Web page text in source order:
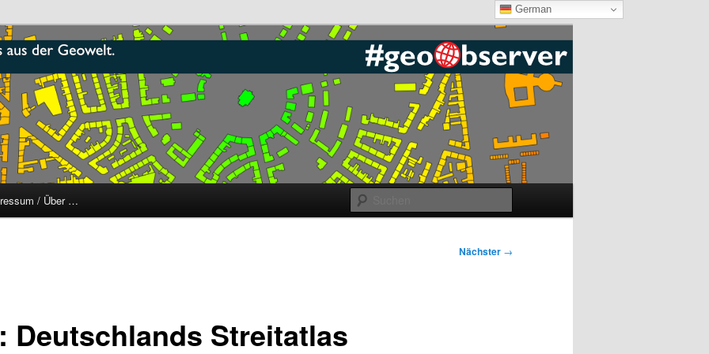
/ Über …
Nächster →
Deutsch­lands Strei­t­at­las
German